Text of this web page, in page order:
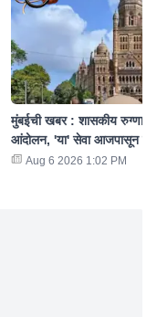
मुंबईची खबर : शासकीय
आंदोलन, 'या' सेवा आजपासून बंद
Aug 6 2026 1:02 PM